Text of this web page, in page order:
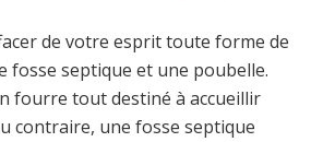
de votre esprit toute forme de
fosse septique et une poubelle.
fourre tout destiné à accueillir
contraire, une fosse septique